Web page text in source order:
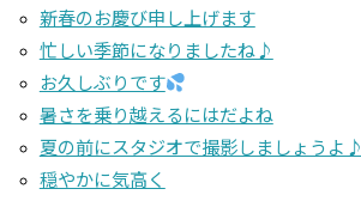
新春のお慶び申し上げます
忙しい季節になりましたね♪
お久しぶりです
暑さを乗り越えるにはだよね
夏の前にスタジオで撮影しましょうよ♪
穏やかに気高く